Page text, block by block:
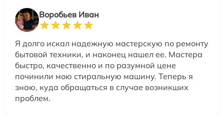
Воробьев Иван
Я долго искал надежную мастерскую по ремонту
бытовой техники, и наконец нашел ее. Мастера
быстро, качественно и по разумной цене
починили мою стиральную машину. Теперь я
знаю, куда обращаться в случае возникших
проблем.